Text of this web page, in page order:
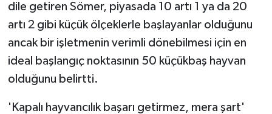
dile getiren Sömer, piyasada 10 artı 1 ya da 20
artı 2 gibi küçük ölçeklerle başlayanlar olduğunu
ancak bir işletmenin verimli dönebilmesi için en
ideal başlangıç noktasının 50 küçükbaş hayvan
olduğunu belirtti.
'Kapalı hayvancılık başarı getirmez, mera şart'